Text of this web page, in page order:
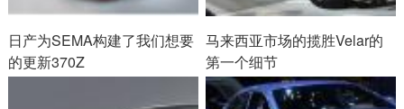
日产为SEMA构建了我们想要
的更新370Z
马来西亚市场的揽胜Velar的
第一个细节